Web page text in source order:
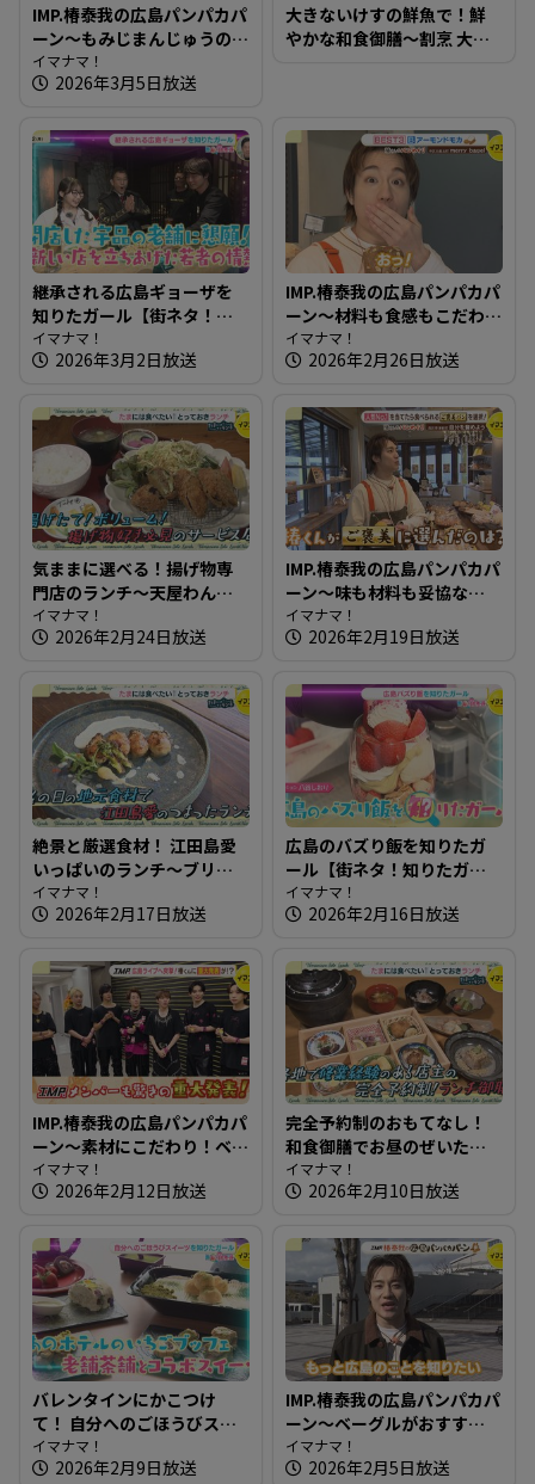
IMP.椿泰我の広島パンパカパ
ーン～もみじまんじゅうの
老舗が運営するパン屋さん
へ
イマナマ！
2026年3月5日放送
大きないけすの鮮魚で！鮮
やかな和食御膳～割烹 大学
継承される広島ギョーザを
知りたガール【街ネタ！知
りたガール】
イマナマ！
2026年3月2日放送
IMP.椿泰我の広島パンパカパ
ーン～材料も食感もこだわ
り満点！もちもち生地のベ
ーグル
イマナマ！
2026年2月26日放送
気ままに選べる！揚げ物専
門店のランチ～天屋わんや
【たまにはそとランチ】
イマナマ！
2026年2月24日放送
IMP.椿泰我の広島パンパカパ
ーン～味も材料も妥協な
し！珍しい店名のパン屋さ
ん
イマナマ！
2026年2月19日放送
絶景と厳選食材！ 江田島愛
いっぱいのランチ～ブリコ
ラージュ ディセット【たま
にはそとランチ】
イマナマ！
2026年2月17日放送
広島のバズり飯を知りたガ
ール【街ネタ！知りたガー
ル】
イマナマ！
2026年2月16日放送
IMP.椿泰我の広島パンパカパ
ーン～素材にこだわり！ベ
ーグル・総菜パンのお店＆
IMP.広島ライブへ突撃！椿く
イマナマ！
2026年2月12日放送
完全予約制のおもてなし！
和食御膳でお昼のぜいたく
～和ごころ 成【たまにはそ
とランチ】
イマナマ！
2026年2月10日放送
バレンタインにかこつけ
て！ 自分へのごほうびスイ
ーツを知りたガール【街ネ
タ！知りたガール】
イマナマ！
2026年2月9日放送
IMP.椿泰我の広島パンパカパ
ーン～ベーグルがおすす
め！生ドーナツも絶品のパ
ン屋さん
イマナマ！
2026年2月5日放送